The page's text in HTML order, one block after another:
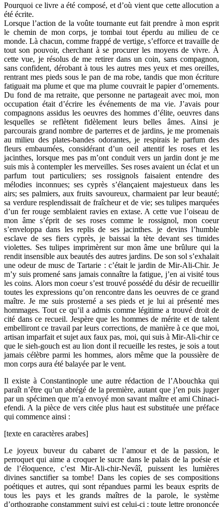
Pourquoi ce livre a été composé, et d’où vient que cette allocution a
été écrite.
Lorsque l’action de la voûte tournante eut fait prendre à mon esprit
le chemin de mon corps, je tombai tout éperdu au milieu de ce
monde. Là chacun, comme frappé de vertige, s’efforce et travaille de
tout son pouvoir, cherchant à se procurer les moyens de vivre. À
cette vue, je résolus de me retirer dans un coin, sans compagnon,
sans confident, dérobant à tous les autres mes yeux et mes oreilles,
rentrant mes pieds sous le pan de ma robe, tandis que mon écriture
fatiguait ma plume et que ma plume couvrait le papier d’ornements.
Du fond de ma retraite, que personne ne partageait avec moi, mon
occupation était d’écrire les événements de ma vie. J’avais pour
compagnons assidus les oeuvres des hommes d’élite, oeuvres dans
lesquelles se reflètent fidèlement leurs belles âmes. Ainsi je
parcourais grand nombre de parterres et de jardins, je me promenais
au milieu des plates-bandes odorantes, je respirais le parfum des
fleurs embaumées, considérant d’un oeil attentif les roses et les
jacinthes, lorsque mes pas m’ont conduit vers un jardin dont je me
suis mis à contempler les merveilles. Ses roses avaient un éclat et un
parfum tout particuliers; ses rossignols faisaient entendre des
mélodies inconnues; ses cyprès s’élançaient majestueux dans les
airs; ses palmiers, aux fruits savoureux, charmaient par leur beauté;
sa verdure resplendissait de fraîcheur et de vie; ses tulipes marquées
d’un fer rouge semblaient ravies en extase. A cette vue l’oiseau de
mon âme s’éprit de ses roses comme le rossignol, mon coeur
s’enveloppa dans les replis de ses jacinthes. je devins l’humble
esclave de ses fiers cyprès, je baissai la tète devant ses timides
violettes. Ses tulipes imprimèrent sur mon âme une brûlure qui la
rendit insensible aux beautés des autres jardins. De son sol s’exhalait
une odeur de musc de Tartarie : c’était le jardin de Mir-Ali-Chir. Je
m’y suis promené sans jamais connaître la fatigue, j’en ai visité tous
les coins. Alors mon coeur s’est trouvé possédé du désir de recueillir
toutes les expressions qu’on rencontre dans les oeuvres de ce grand
maître. Je me suis prosterné a ses pieds et je lui ai présenté mes
hommages. Tout ce qu’il a admis comme légitime a trouvé droit de
cité dans ce recueil. Jespère que les hommes de mérite et de talent
embelliront ce travail par leurs corrections, de manière à ce que moi,
artisan imparfait et sujet aux faux pas, moi, qui suis à Mir-Ali-chir ce
que le sieh-gouch est au lion dont il recueille les restes, je sois a tout
jamais célèbre parmi les hommes, alors même que la poussière de
mon corps aura été balayée par le vent.
Il existe à Constantinople une autre rédaction de l’Abouchka qui
paraît n’être qu’un abrégé de la première, autant que j’en puis juger
par un spécimen que m’a envoyé mon savant maître et ami Chinaci-
efendi. A la pièce de vers citée plus haut est substituée une préface
qui commence ainsi :
[texte en caractères arabes]
Le joyeux buveur du cabaret de l’amour et de la passion, le
perroquet qui aime a croquer le sucre dans le palais de la poésie et
de l’éloquence, c’est Mir-Ali-chir-Nevâî, puissent les lumières
divines sanctifier sa tombe! Dans les copies de ses compositions
poétiques et autres, qui sont répandues parmi les beaux esprits de
tous les pays et les grands maîtres de la parole, le système
d’orthographe constamment suivi est celui-ci : toute lettre prononcée